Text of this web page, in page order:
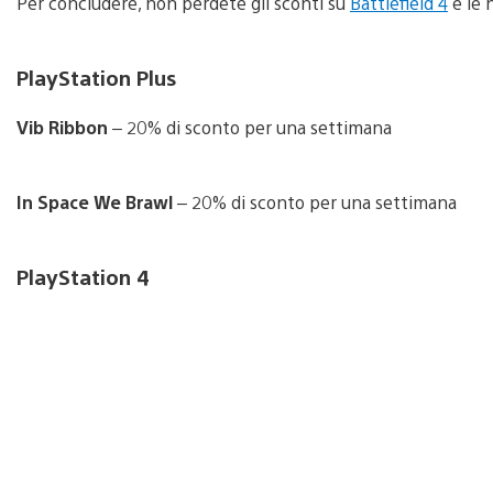
PlayStation Plus
Vib Ribbon – 20% di sconto per una settimana
In Space We Brawl– 20% di sconto per una settimana
PlayStation 4